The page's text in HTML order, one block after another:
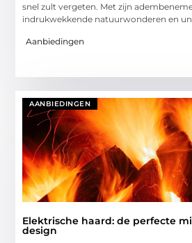
snel zult vergeten. Met zijn
indrukwekkende natuurwonderen en
Aanbiedingen
AANBIEDINGEN
Elektrische haard: de perfecte
design